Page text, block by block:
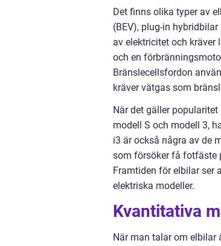
Det finns olika typer av
(BEV), plug-in
av elektricitet och kräver
och en
Bränslecellsfordon
kräver vätgas som
När det gäller
modell S och modell 3,
i3 är också några av de
som försöker få fotfäste
Framtiden för elbilar ser
elektriska modeller.
Kvantitativa
När man talar om